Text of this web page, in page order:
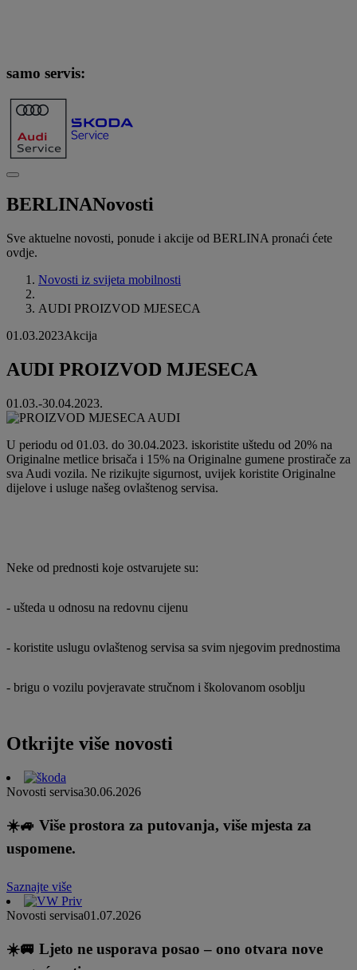
samo servis:
BERLINANovosti
Sve aktuelne novosti, ponude i akcije od BERLINA pronaći ćete
ovdje.
Novosti iz svijeta mobilnosti
AUDI PROIZVOD MJESECA
01.03.2023Akcija
AUDI PROIZVOD MJESECA
01.03.-30.04.2023.
U periodu od 01.03. do 30.04.2023. iskoristite uštedu od 20% na
Originalne metlice brisača i 15% na Originalne gumene prostirače za
sva Audi vozila. Ne rizikujte sigurnost, uvijek koristite Originalne
dijelove i usluge našeg ovlaštenog servisa.
Neke od prednosti koje ostvarujete su:
- ušteda u odnosu na redovnu cijenu
- koristite uslugu ovlaštenog servisa sa svim njegovim prednostima
- brigu o vozilu povjeravate stručnom i školovanom osoblju
Otkrijte više novosti
Novosti servisa30.06.2026
☀️🚙 Više prostora za putovanja, više mjesta za
uspomene.
Saznajte više
Novosti servisa01.07.2026
☀️🚐 Ljeto ne usporava posao – ono otvara nove